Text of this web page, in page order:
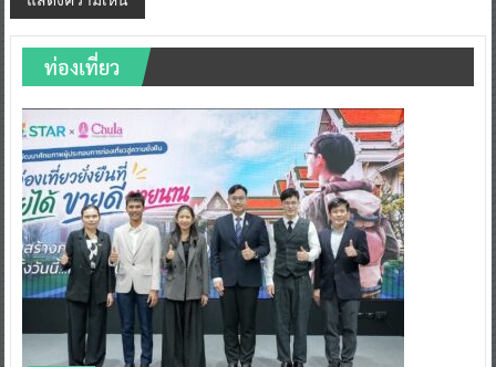
ท่องเที่ยว